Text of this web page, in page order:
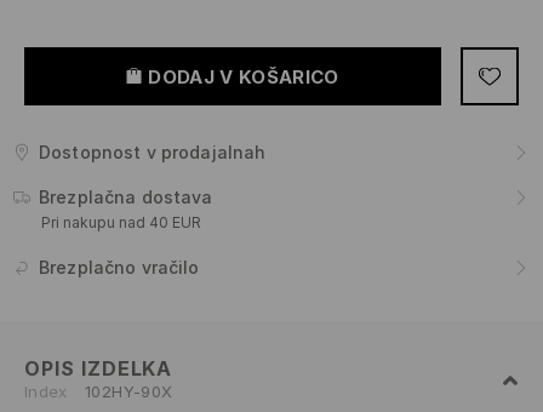
DODAJ V KOŠARICO
Dostopnost v prodajalnah
Brezplačna dostava
Pri nakupu nad 40 EUR
Brezplačno vračilo
OPIS IZDELKA
Index 102HY-90X